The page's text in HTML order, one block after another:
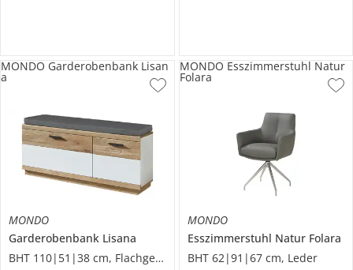
MONDO
Garderobenbank Lisana
BHT 110|51|38 cm, Flachgewebe
MONDO Garderobenbank Lisan
a
MONDO
Esszimmerstuhl Natur Folara
BHT 62|91|67 cm, Leder
MONDO Esszimmerstuhl Natur
Folara